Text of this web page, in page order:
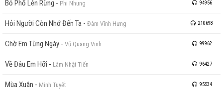
Bỏ Phố Lên Rừng - Phi Nhung 94956
Hỏi Người Còn Nhớ Đến Ta - Đàm Vĩnh Hưng 210698
Chờ Em Từng Ngày - Vũ Quang Vinh 99962
Về Đâu Em Hỡi - Lâm Nhật Tiến 96427
Mùa Xuân - Minh Tuyết 95534